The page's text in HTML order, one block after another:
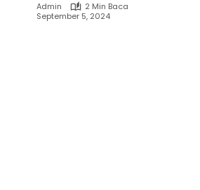
Admin
2 Min Baca
September 5, 2024